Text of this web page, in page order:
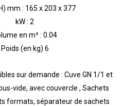
mm : 165 x 203 x 377
kW : 2
en m³ : 0.04
Poids (en kg) 6
sur demande : Cuve GN 1/1 et
vide, avec couvercle , Sachets
formats, séparateur de sachets